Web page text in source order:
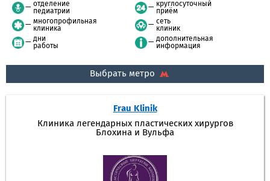
отделение
педиатрии
многопрофильная
клиника
дни
работы
круглосуточный
приём
сеть
клиник
дополнительная
информация
Выбрать метро
Frau Klinik
Клиника легендарных пластических хирургов
Блохина и Вульфа